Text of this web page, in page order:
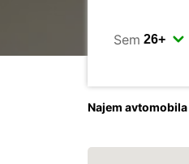
Sem
Najem avtomobila